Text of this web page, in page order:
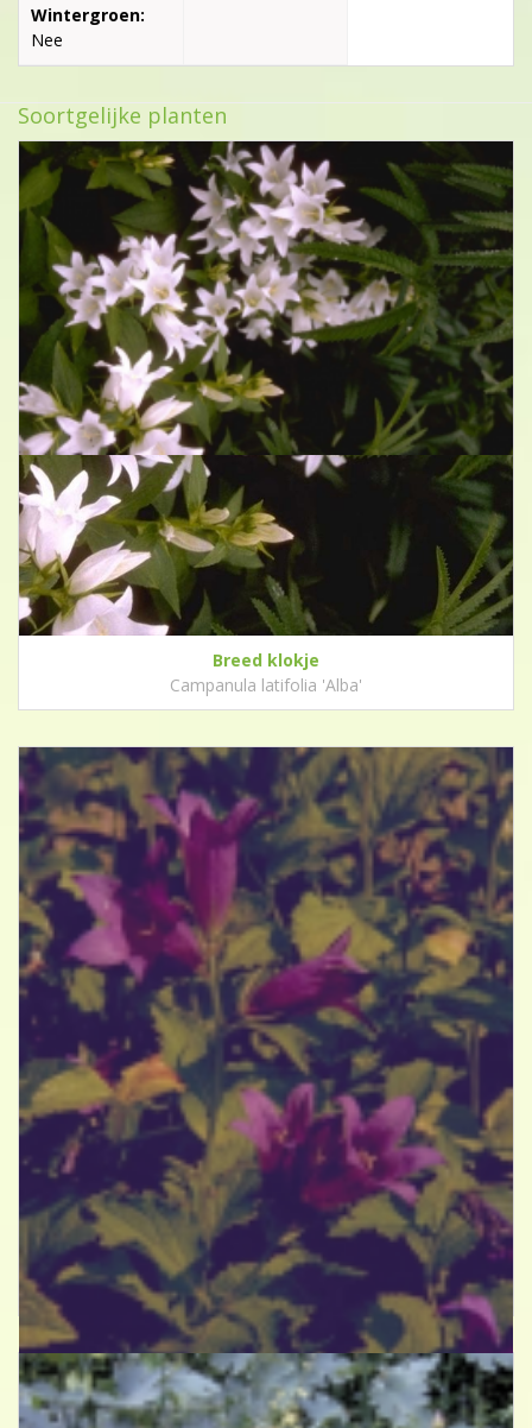
Wintergroen:
Nee
Soortgelijke planten
Breed klokje
Campanula latifolia 'Alba'
Breed klokje
Campanula latifolia var. macrantha